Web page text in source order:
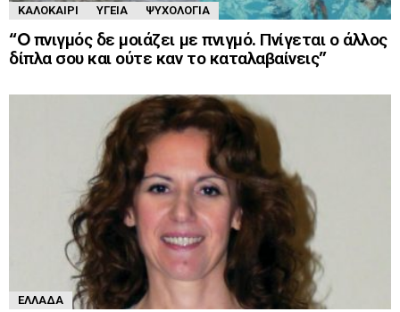
ΚΑΛΟΚΑΊΡΙ ΥΓΕΊΑ ΨΥΧΟΛΟΓΊΑ
“O πνιγμός δε μοιάζει με πνιγμό. Πνίγεται ο άλλος
δίπλα σου και ούτε καν το καταλαβαίνεις”
ΕΛΛΆΔΑ